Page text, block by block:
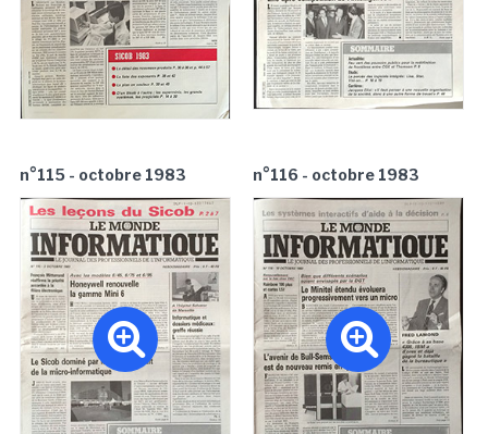
n°115 - octobre 1983 n°116 - octobre 1983